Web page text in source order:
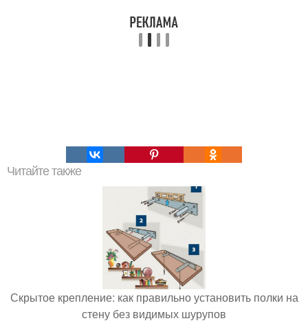
Читайте также
Скрытое крепление: как правильно установить полки на
стену без видимых шурупов